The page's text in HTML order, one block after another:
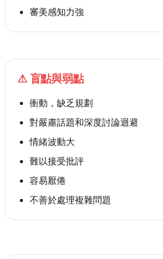
審美感知力強
⚠ 盲點與弱點
衝動，缺乏規劃
對嚴肅話題和深度討論迴避
情緒波動大
難以接受批評
容易厭倦
不善於處理複雜問題